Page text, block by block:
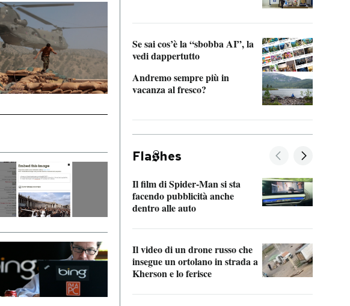
Se sai cos’è la “sbobba AI”, la
vedi dappertutto
Andremo sempre più in
vacanza al fresco?
Fla hes
Il film di Spider-Man si sta
facendo pubblicità anche
dentro alle auto
Il video di un drone russo che
insegue un ortolano in strada a
Kherson e lo ferisce